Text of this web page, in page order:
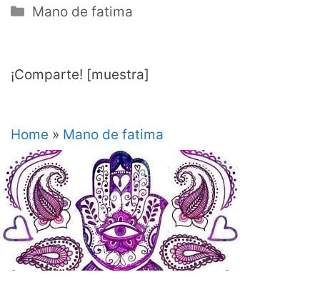
Categorías
Mano de fatima
¡Comparte! [muestra]
Home » Mano de fatima